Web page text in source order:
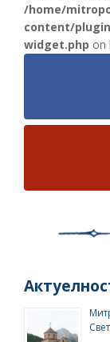
/home/
content/
widget.php on